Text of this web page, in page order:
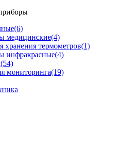
(6)
медицинские(4)
хранения термометров(1)
инфракрасные(4)
(54)
мониторинга(19)